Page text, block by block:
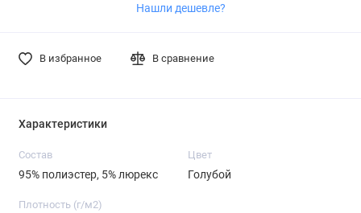
Нашли дешевле?
В избранное В сравнение
Характеристики
Состав
95% полиэстер, 5% люрекс
Цвет
Голубой
Плотность (г/м2)